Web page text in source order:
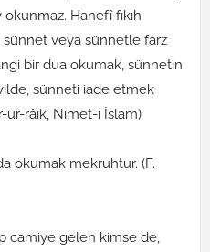
Hanefî fıkıh
sünnet veya sünnetle farz
bir dua okumak, sünnetin
sünneti iade etmek
râık, Nimet-i İslam)
okumak mekruhtur. (F.
camiye gelen kimse de,